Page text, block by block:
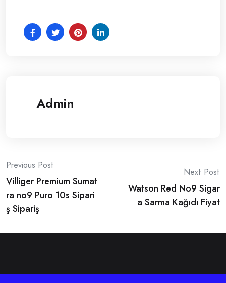
Admin
Post
navigation
Previous Post
Villiger Premium Sumat
ra no9 Puro 10s Sipari
ş Sipariş
Next Post
Watson Red No9 Sigar
a Sarma Kağıdı Fiyat